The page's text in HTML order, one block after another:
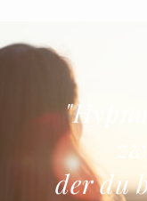
der du